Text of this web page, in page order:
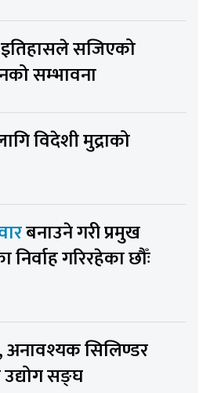
सजिएको
सम्भावना
विदेशी मुद्राको
बनाउने गरी प्रमुख
निर्वाह गरिरहेका छौँः
अनावश्यक सिलिण्डर
उद्योग सङ्घ